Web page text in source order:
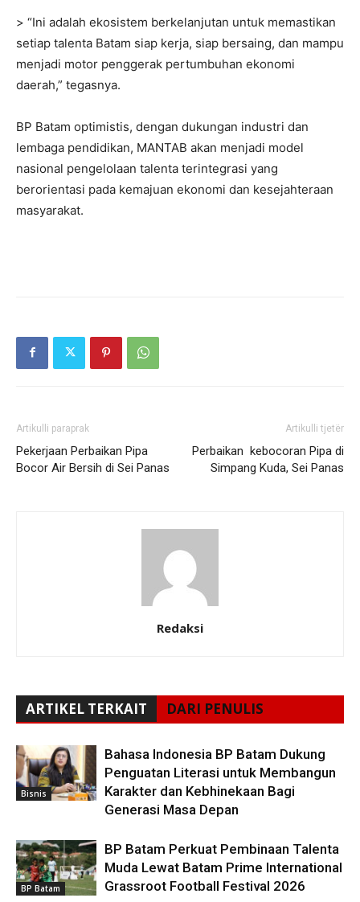
> “Ini adalah ekosistem berkelanjutan untuk memastikan
setiap talenta Batam siap kerja, siap bersaing, dan mampu
menjadi motor penggerak pertumbuhan ekonomi
daerah,” tegasnya.
BP Batam optimistis, dengan dukungan industri dan
lembaga pendidikan, MANTAB akan menjadi model
nasional pengelolaan talenta terintegrasi yang
berorientasi pada kemajuan ekonomi dan kesejahteraan
masyarakat.
Artikulli paraprak
Pekerjaan Perbaikan Pipa
Bocor Air Bersih di Sei Panas
Artikulli tjetër
Perbaikan kebocoran Pipa di
Simpang Kuda, Sei Panas
Redaksi
ARTIKEL TERKAIT DARI PENULIS
Bisnis
Bahasa Indonesia BP Batam Dukung
Penguatan Literasi untuk Membangun
Karakter dan Kebhinekaan Bagi
Generasi Masa Depan
BP Batam
BP Batam Perkuat Pembinaan Talenta
Muda Lewat Batam Prime International
Grassroot Football Festival 2026